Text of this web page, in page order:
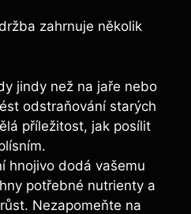
zahrnuje několik
jindy než na jaře nebo
odstraňování starých
příležitost, jak posílit
hnojivo dodá vašemu
potřebné nutrienty a
Nezapomeňte na